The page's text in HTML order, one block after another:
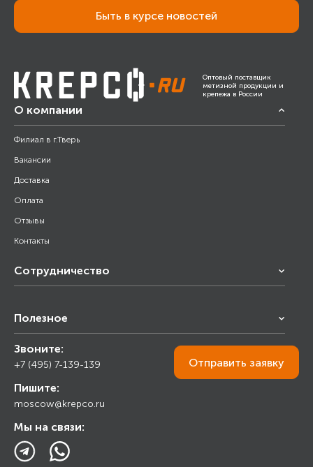
Быть в курсе новостей
Оптовый поставщик
метизной продукции и
крепежа в России
О компании
Филиал в г.Тверь
Вакансии
Доставка
Оплата
Отзывы
Контакты
Сотрудничество
Снабжение строительства
Торговым организациям
Полезное
Калькулятор
Прайс лист
Ответы на вопросы
Блог
Звоните:
+7 (495) 7-139-139
Пишите:
moscow@krepco.ru
Мы на связи:
Отправить заявку